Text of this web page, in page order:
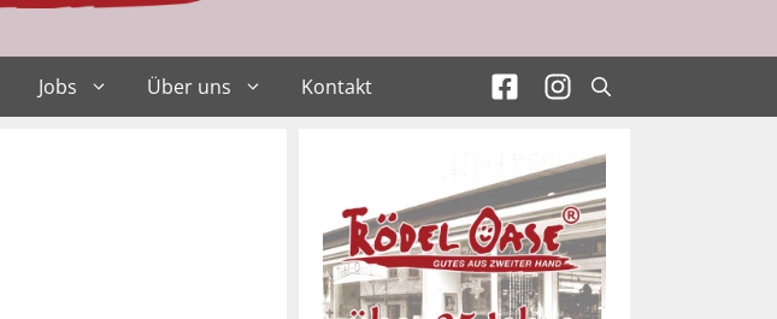
Jobs Über uns Kontakt